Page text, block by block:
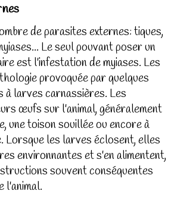
de parasites externes: tiques,
Le seul pouvant poser un
est l'infestation de myiases. Les
provoquée par quelques
à larves carnassières. Les
œufs sur l'animal, généralement
une toison souillée ou encore à
Lorsque les larves éclosent, elles
environnantes et s'en alimentent,
souvent conséquentes
l'animal.